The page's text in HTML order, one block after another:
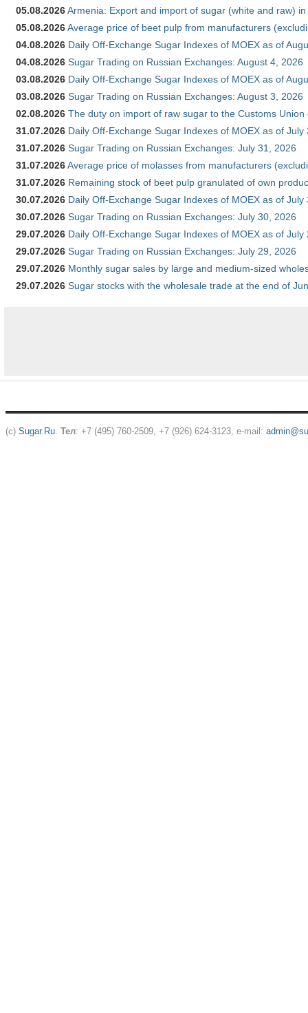
05.08.2026Armenia: Export and import of sugar (white and raw)
05.08.2026Average price of beet pulp from manufacturers
04.08.2026 Daily Off-Exchange Sugar Indexes of MOEX as of
04.08.2026 Sugar Trading on Russian Exchanges: August 4, 2026
03.08.2026 Daily Off-Exchange Sugar Indexes of MOEX as of
03.08.2026 Sugar Trading on Russian Exchanges: August 3, 2026
02.08.2026 The duty on import of raw sugar to the Customs
31.07.2026 Daily Off-Exchange Sugar Indexes of MOEX as of July
31.07.2026 Sugar Trading on Russian Exchanges: July 31, 2026
31.07.2026Average price of molasses from manufacturers
31.07.2026 Remaining stock of beet pulp granulated of own
30.07.2026 Daily Off-Exchange Sugar Indexes of MOEX as of July
30.07.2026 Sugar Trading on Russian Exchanges: July 30, 2026
29.07.2026 Daily Off-Exchange Sugar Indexes of MOEX as of July
29.07.2026 Sugar Trading on Russian Exchanges: July 29, 2026
29.07.2026 Monthly sugar sales by large and medium-sized
29.07.2026 Sugar stocks with the wholesale trade at the end of
(c) Sugar.Ru. Тел: +7 (495) 760-2509, +7 (926) 624-3123, e-mail: